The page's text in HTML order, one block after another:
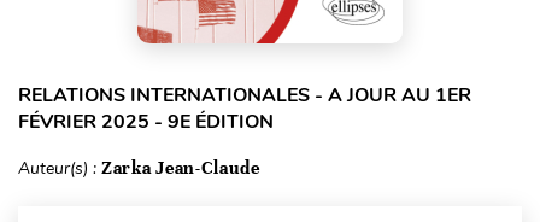
RELATIONS INTERNATIONALES - A JOUR AU 1ER
FÉVRIER 2025 - 9E ÉDITION
Auteur(s) : Zarka Jean-Claude